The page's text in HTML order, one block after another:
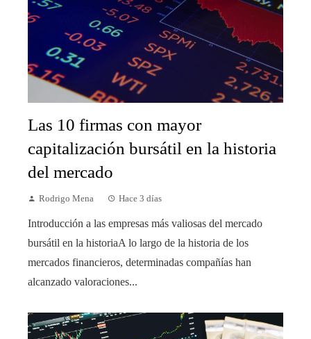
Las 10 firmas con mayor
capitalización bursátil en la historia
del mercado
Rodrigo Mena Hace 3 días
Introducción a las empresas más valiosas del mercado
bursátil en la historiaA lo largo de la historia de los
mercados financieros, determinadas compañías han
alcanzado valoraciones...